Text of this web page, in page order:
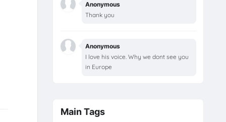
Anonymous
Thank you
Anonymous
I love his voice. Why we dont see you
in Europe
Main Tags